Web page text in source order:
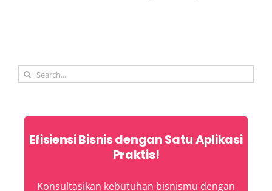
Search
Efisiensi Bisnis dengan Satu Aplikasi
Praktis!
Konsultasikan kebutuhan bisnismu dengan